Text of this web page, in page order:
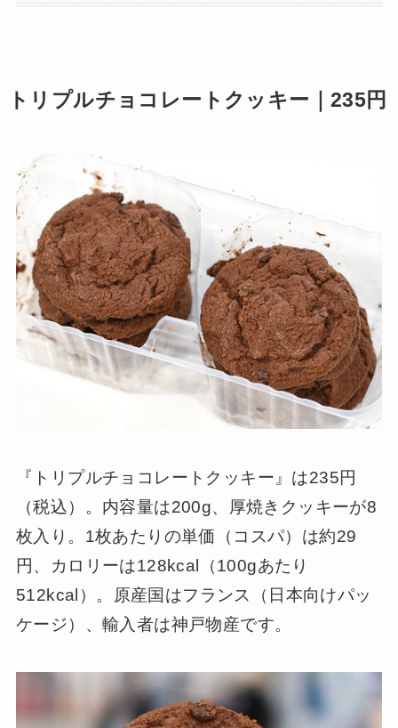
トリプルチョコレートクッキー｜235円
『トリプルチョコレートクッキー』は235円
（税込）。内容量は200g、厚焼きクッキーが8
枚入り。1枚あたりの単価（コスパ）は約29
円、カロリーは128kcal（100gあたり
512kcal）。原産国はフランス（日本向けパッ
ケージ）、輸入者は神戸物産です。